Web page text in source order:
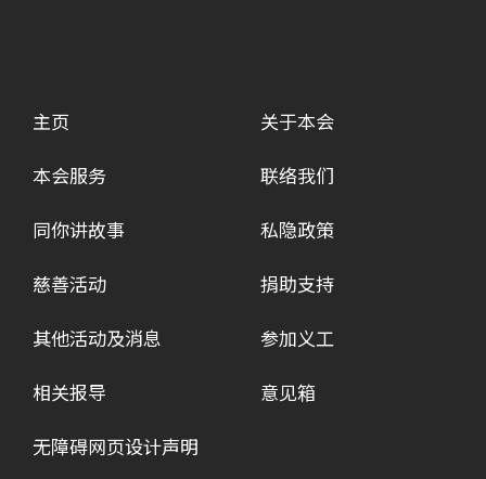
主页
本会服务
同你讲故事
慈善活动
其他活动及消息
相关报导
关于本会
联络我们
私隐政策
捐助支持
参加义工
意见箱
无障碍网页设计声明